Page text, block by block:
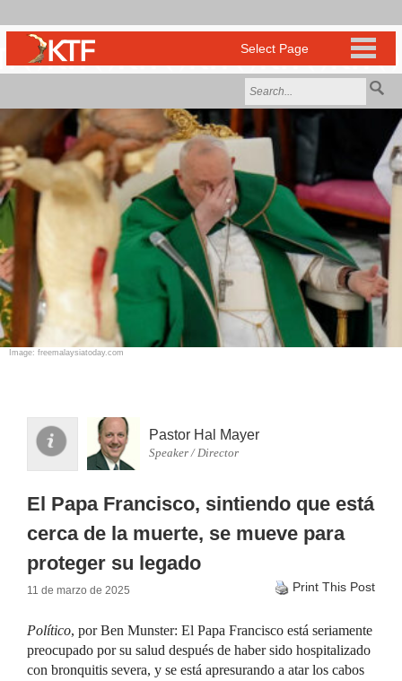
Image: freemalaysiatoday.com
Pastor Hal Mayer
Speaker / Director
El Papa Francisco, sintiendo que está
cerca de la muerte, se mueve para
proteger su legado
11 de marzo de 2025 Print This Post
Político, por Ben Munster: El Papa Francisco está seriamente
preocupado por su salud después de haber sido hospitalizado
con bronquitis severa, y se está apresurando a atar los cabos